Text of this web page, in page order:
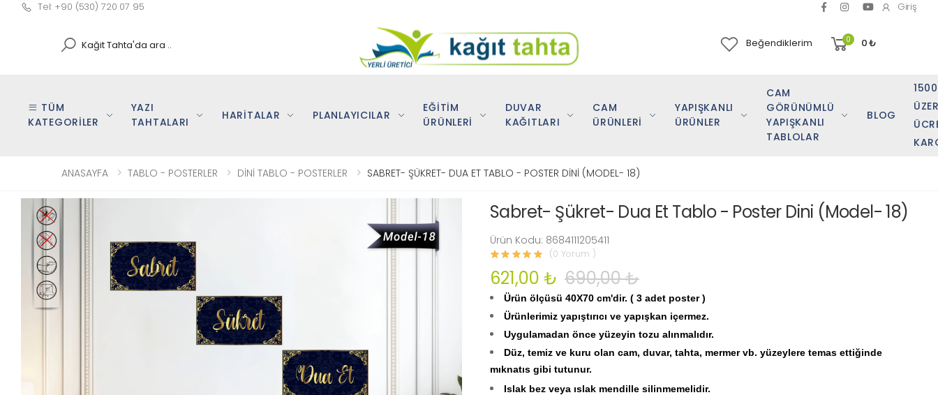
Tel: +90 (530) 720 07 95 Giriş
Beğendiklerim 0 0₺
TÜM
KATEGORİLER
YAZI
TAHTALARI
HARİTALAR PLANLAYICILAR
EĞİTİM
ÜRÜNLERİ
DUVAR
KAĞITLARI
CAM
ÜRÜNLERİ
YAPIŞKANLI
ÜRÜNLER
CAM
GÖRÜNÜMLÜ
YAPIŞKANLI
TABLOLAR
BLOG
ANASAYFA TABLO - POSTERLER DİNİ TABLO - POSTERLER SABRET- ŞÜKRET- DUA ET TABLO - POSTER DİNİ (MODEL- 18)
Sabret- Şükret- Dua Et Tablo - Poster Dini (Model- 18)
Ürün Kodu: 8684111205411
(0 Yorum )
621,00 ₺ 690,00 ₺
Ürün ölçüsü 40X70 cm'dir. ( 3 adet poster )
Ürünlerimiz yapıştırıcı ve yapışkan içermez.
Uygulamadan önce yüzeyin tozu alınmalıdır.
Düz, temiz ve kuru olan cam, duvar, tahta, mermer vb. yüzeylere temas ettiğinde
mıknatıs gibi tutunur.
Islak bez veya ıslak mendille silinmemelidir.